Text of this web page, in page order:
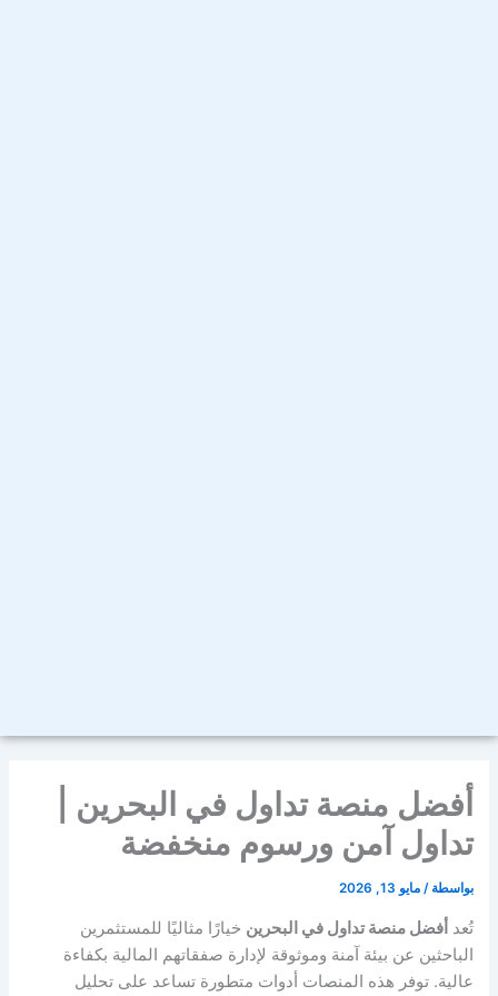
أفضل منصة تداول في البحرين |
تداول آمن ورسوم منخفضة
بواسطة/مايو 13, 2026
تُعد أفضل منصة تداول في البحرينخيارًا مثاليًا للمستثمرين
الباحثين عن بيئة آمنة وموثوقة لإدارة صفقاتهم المالية بكفاءة
عالية. توفر هذه المنصات أدوات متطورة تساعد على تحليل